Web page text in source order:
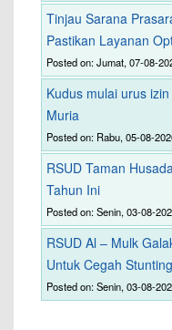
Tinjau Sarana
Pastikan Layanan
Posted on: Jumat, 07-08-
Kudus mulai urus
Muria
Posted on: Rabu, 05-08-
RSUD Taman
Tahun Ini
Posted on: Senin, 03-08-
RSUD Al – Mulk
Untuk Cegah Stunting
Posted on: Senin, 03-08-